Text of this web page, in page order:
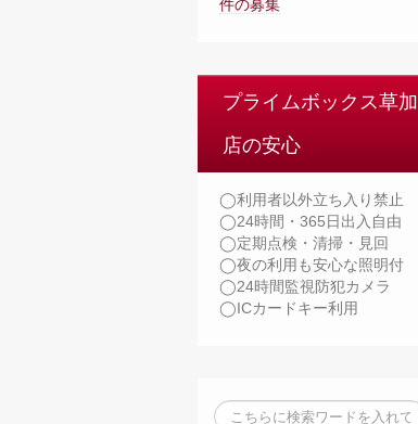
件の募集
プライムボックス草加
店の安心
◯利用者以外立ち入り禁止
◯24時間・365日出入自由
◯定期点検・清掃・見回
◯夜の利用も安心な照明付
◯24時間監視防犯カメラ
◯ICカードキー利用